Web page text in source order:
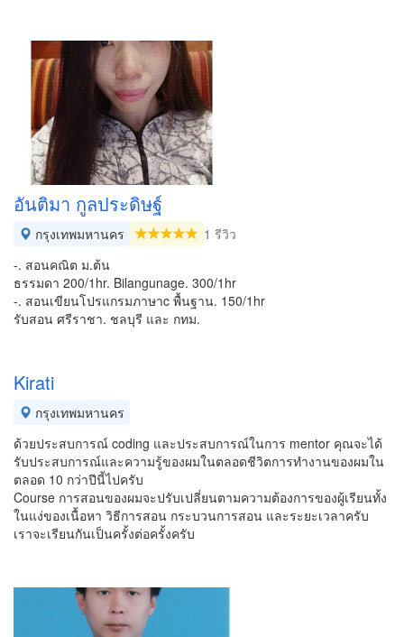
อันติมา กูลประดิษฐ์
กรุงเทพมหานคร
1 รีวิว
-. สอนคณิต ม.ต้น
ธรรมดา 200/1hr. Bilangunage. 300/1hr
-. สอนเขียนโปรแกรมภาษาc พื้นฐาน. 150/1hr
รับสอน ศรีราชา. ชลบุรี และ กทม.
Kirati
กรุงเทพมหานคร
ด้วยประสบการณ์ coding และประสบการณ์ในการ mentor คุณจะได้
รับประสบการณ์และความรู้ของผมในตลอดชีวิตการทำงานของผมใน
ตลอด 10 กว่าปีนี้ไปครับ
Course การสอนของผมจะปรับเปลี่ยนตามความต้องการของผู้เรียนทั้ง
ในแง่ของเนื้อหา วิธีการสอน กระบวนการสอน และระยะเวลาครับ
เราจะเรียนกันเป็นครั้งต่อครั้งครับ